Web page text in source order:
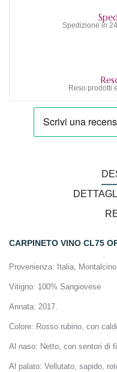
Spedizione in
Reso prodotti
CARPINETO VINO CL75
Provenienza: Italia,
Vitigno: 100% Sangiovese
Annata: 2017.
Colore: Rosso rubino, con
Al naso: Netto, con sentori di
Al palato: Vellutato, sapido,